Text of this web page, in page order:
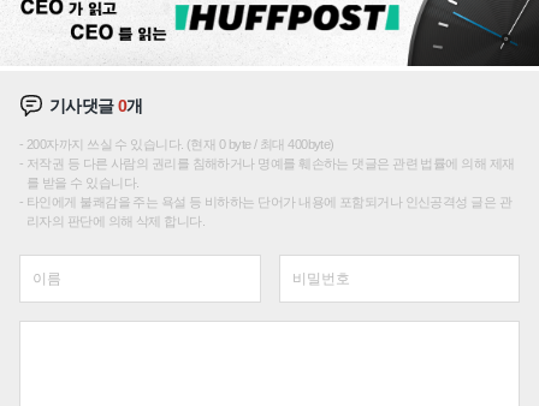
기사댓글0개
200자까지 쓰실 수 있습니다. (현재 0 byte / 최대 400byte)
저작권 등 다른 사람의 권리를 침해하거나 명예를 훼손하는 댓글은 관련 법률에 의해 제재
를 받을 수 있습니다.
타인에게 불쾌감을 주는 욕설 등 비하하는 단어가 내용에 포함되거나 인신공격성 글은 관
리자의 판단에 의해 삭제 합니다.